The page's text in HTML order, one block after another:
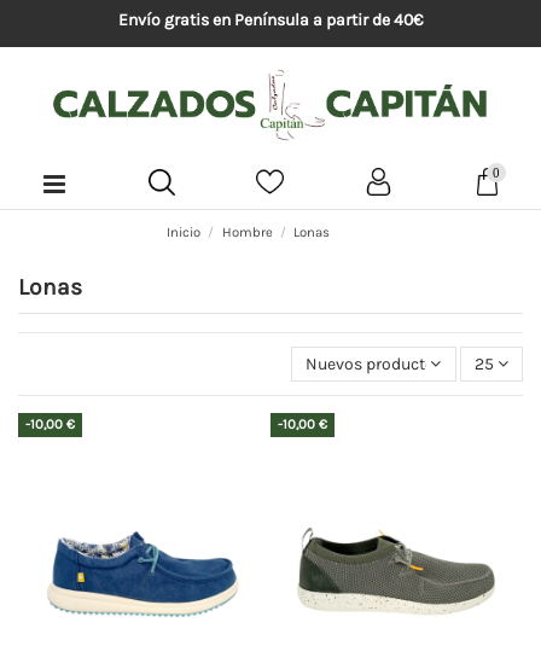
Envío gratis en Península a partir de 40€
0
Inicio Hombre Lonas
Lonas
Nuevos productos primeros
25
-10,00 € -10,00 €